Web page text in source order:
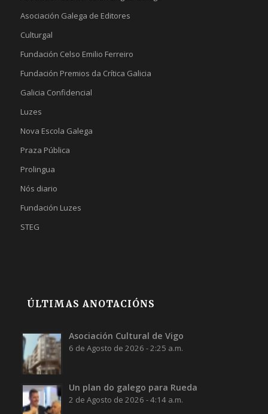
Asociación Galega de Editores
Culturgal
Fundación Celso Emilio Ferreiro
Fundación Premios da Crítica Galicia
Galicia Confidencial
Luzes
Nova Escola Galega
Praza Pública
Prolingua
Nós diario
Fundación Luzes
STEG
ÚLTIMAS ANOTACIÓNS
Asociación Cultural de Vigo
6 de Agosto de 2026 - 2:25 a.m.
Un plan do galego para Rueda
2 de Agosto de 2026 - 4:14 a.m.